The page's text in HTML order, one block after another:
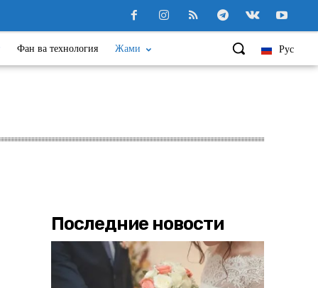
Рус
Фан ва технология Жами
Последние новости